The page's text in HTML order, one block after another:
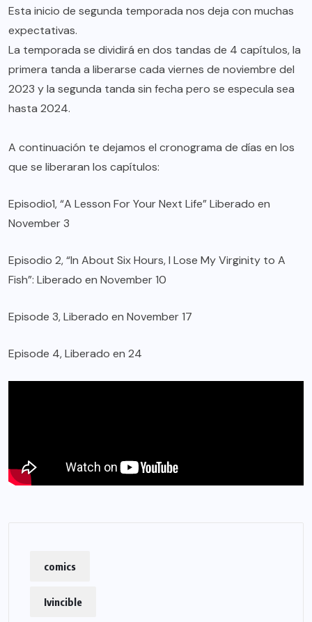
Esta inicio de segunda temporada nos deja con muchas
expectativas.
La temporada se dividirá en dos tandas de 4 capítulos, la
primera tanda a liberarse cada viernes de noviembre del
2023 y la segunda tanda sin fecha pero se especula sea
hasta 2024.
A continuación te dejamos el cronograma de días en los
que se liberaran los capítulos:
Episodio1, “A Lesson For Your Next Life” Liberado en
November 3
Episodio 2, “In About Six Hours, I Lose My Virginity to A
Fish”: Liberado en November 10
Episode 3, Liberado en November 17
Episode 4, Liberado en 24
comics
Ivincible